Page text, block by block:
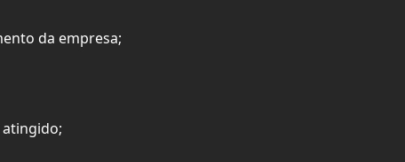
da empresa;